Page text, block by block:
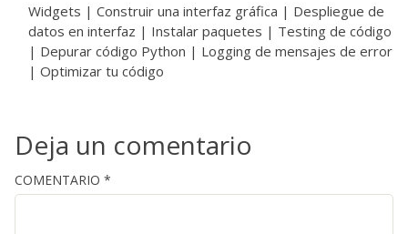
Widgets | Construir una interfaz gráfica | Despliegue de
datos en interfaz | Instalar paquetes | Testing de código
| Depurar código Python | Logging de mensajes de error
| Optimizar tu código
Deja un comentario
COMENTARIO *